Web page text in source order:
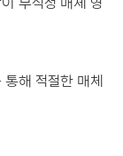
해 적절한 매체